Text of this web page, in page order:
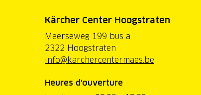
Kärcher Center Hoogstraten
Meerseweg 199 bus a
2322 Hoogstraten
info@karchercentermaes.be
Heures d'ouverture